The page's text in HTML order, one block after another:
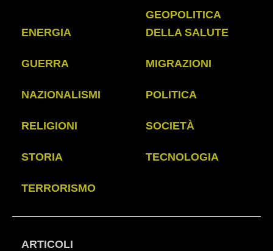
ENERGIA
GEOPOLITICA
DELLA SALUTE
GUERRA MIGRAZIONI
NAZIONALISMI POLITICA
RELIGIONI SOCIETÀ
STORIA TECNOLOGIA
TERRORISMO
ARTICOLI